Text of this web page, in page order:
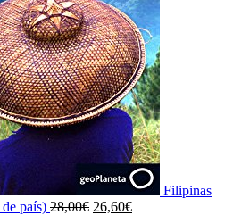
Filipinas
país) 28,00€ El
26,60€El